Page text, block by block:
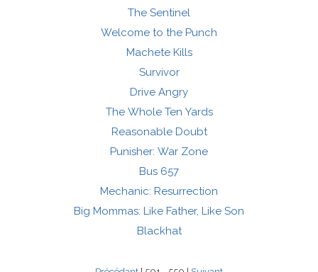
The Sentinel
Welcome to the Punch
Machete Kills
Survivor
Drive Angry
The Whole Ten Yards
Reasonable Doubt
Punisher: War Zone
Bus 657
Mechanic: Resurrection
Big Mommas: Like Father, Like Son
Blackhat